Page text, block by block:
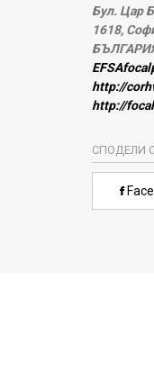
Бул. Цар
1618,
http://
http://
СПОДЕЛИ